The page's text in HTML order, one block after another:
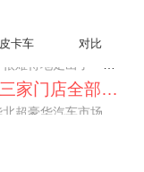
皮卡车 对比
阿斯顿·马丁退出北京市场 三家门店全部关闭
曾在北京坐拥多家授权网点、稳居华北超豪华汽车市场重要一席的阿斯顿·马丁，如今彻底走完了在北京新车零售的全部征程。